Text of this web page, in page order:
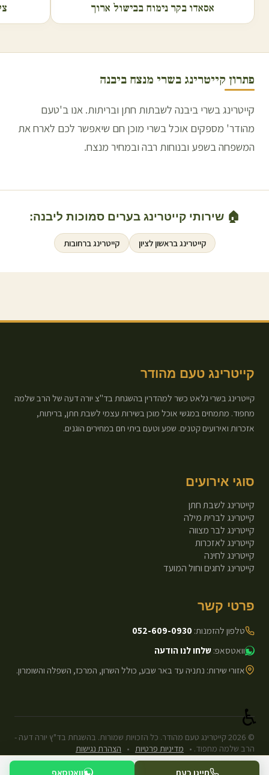
אסאדו בקר נימוח בבישול ארוך
פתרון קייטרינג בשרי מנצח ביבנה
קייטרינג בשרי ביבנה לשבתות חתן ובריתות. אנו ב'טעם
מהודר' מספקים אוכל בשרי מוכן חם שיאפשר לכם לארח את
המשפחה בשפע ובנוחות רבה ובמחיר מנצח.
🏠 שירותי קייטרינג בערים סמוכות ליבנה:
קייטרינג בראשון לציון קייטרינג ברחובות
קייטרינג טעם מהודר
קייטרינג בשרי גלאט כשר למהדרין בהשגחת בד"צ יורה דעה של הרב שלמה
מחפוד. מתמחים במגשי אוכל מוכן בשירות עצמי לשבת חתן, בריתות,
אזכרות ואירועים קטנים. שפע וטעם ביתי חם במחירים הוגנים.
סוגי אירועים
קייטרינג לשבת חתן
קייטרינג לברית מילה
קייטרינג לבר מצווה
קייטרינג לאזכרות
קייטרינג לחינה
קייטרינג לחגים וחול המועד
פרטי קשר
טלפון להזמנות: 052-609-0930
וואטסאפ: שלחו לנו הודעה
אזורי שירות: נתניה עד באר שבע, כולל השרון, המרכז, השפלה והשומרון.
©
2026קייטרינג טעם מהודר. כל הזכויות שמורות. בהשגחת בד"ץ יורה דעה -
הרב שלמה מחפוד. • מדיניות פרטיות • הצהרת נגישות
עיצוב ופיתוח: Next.js Static.
חייגו כעת וואטסאפ
♿